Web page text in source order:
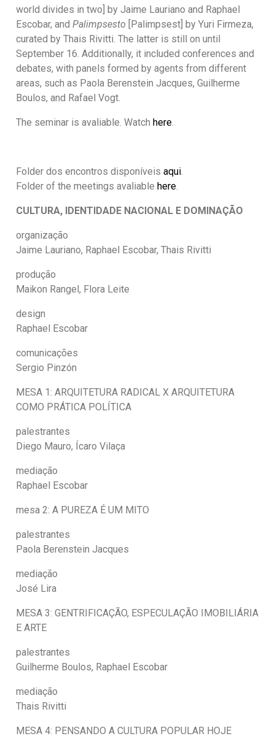
world divides in two] by Jaime Lauriano and Raphael
Escobar, andPalimpsesto [Palimpsest] by Yuri Firmeza,
curated by Thais Rivitti. The latter is still on until
September 16. Additionally, it included conferences and
debates, with panels formed by agents from different
areas, such as Paola Berenstein Jacques, Guilherme
Boulos, and Rafael Vogt.
The seminar is avaliable. Watchhere.
Folder dos encontros disponíveisaqui.
Folder of the meetings avaliablehere.
CULTURA, IDENTIDADE NACIONAL E DOMINAÇÃO
organização
Jaime Lauriano, Raphael Escobar, Thais Rivitti
produção
Maikon Rangel, Flora Leite
design
Raphael Escobar
comunicações
Sergio Pinzón
MESA 1: ARQUITETURA RADICAL X ARQUITETURA
COMO PRÁTICA POLÍTICA
palestrantes
Diego Mauro, Ícaro Vilaça
mediação
Raphael Escobar
mesa 2: A PUREZA É UM MITO
palestrantes
Paola Berenstein Jacques
mediação
José Lira
MESA 3: GENTRIFICAÇÃO, ESPECULAÇÃO IMOBILIÁRIA
E ARTE
palestrantes
Guilherme Boulos, Raphael Escobar
mediação
Thais Rivitti
MESA 4: PENSANDO A CULTURA POPULAR HOJE